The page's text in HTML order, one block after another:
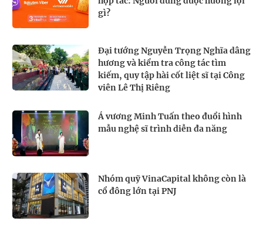
gì?
Đại tướng Nguyễn Trọng Nghĩa dâng
hương và kiểm tra công tác tìm
kiếm, quy tập hài cốt liệt sĩ tại Công
viên Lê Thị Riêng
Á vương Minh Tuấn theo đuổi hình
mẫu nghệ sĩ trình diễn đa năng
Nhóm quỹ VinaCapital không còn là
cổ đông lớn tại PNJ